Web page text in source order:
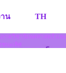
น TH
นะเลิศ